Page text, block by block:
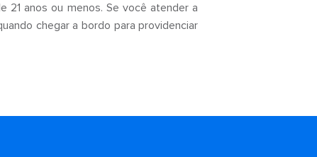
anos ou menos. Se você atender a
chegar a bordo para providenciar